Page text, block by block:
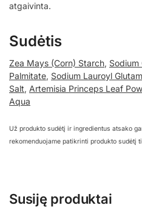
atgaivinta.
Sudėtis
Zea Mays (Corn) Starch, Sodium
Palmitate, Sodium Lauroyl
Salt, Artemisia Princeps Leaf
Aqua
Už produkto sudėtį ir ingredientus atsako
rekomenduojame patikrinti produkto sudėtį
Susiję produktai